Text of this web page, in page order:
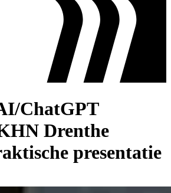
ChatGPT
Drenthe
presentatie